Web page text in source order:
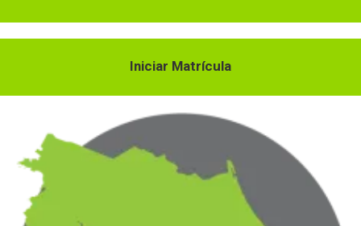
Iniciar Matrícula